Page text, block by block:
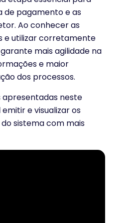
de pagamento e as
Ao conhecer as
e utilizar corretamente
mais agilidade na
e maior
dos processos.
neste
e visualizar os
sistema com mais